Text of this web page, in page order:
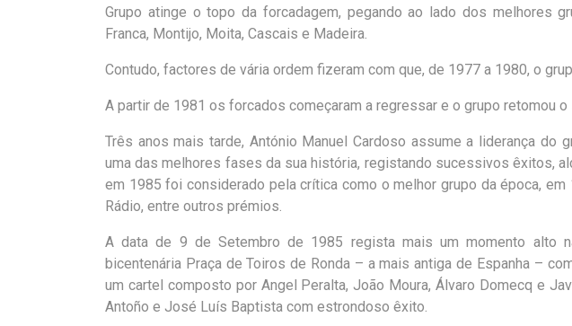
Grupo atinge o topo da forcadagem, pegando ao lado dos melhores
Franca, Montijo, Moita, Cascais e Madeira.
Contudo, factores de vária ordem fizeram com que, de 1977 a 1980, o
A partir de 1981 os forcados começaram a regressar e o grupo retomou o
Três anos mais tarde, António Manuel Cardoso assume a liderança do
uma das melhores fases da sua história, registando sucessivos êxitos,
em 1985 foi considerado pela crítica como o melhor grupo da época,
Rádio, entre outros prémios.
A data de 9 de Setembro de 1985 regista mais um momento alto
bicentenária Praça de Toiros de Ronda – a mais antiga de Espanha –
um cartel composto por Angel Peralta, João Moura, Álvaro Domecq e
Antoño e José Luís Baptista com estrondoso êxito.